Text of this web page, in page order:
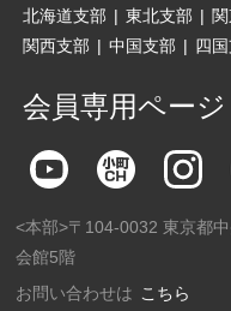
北海道支部 | 東北支部 |
関西支部 | 中国支部 | 四
会員専用ページ
<本部>〒104-0032 東京都
会館5階
お問い合わせは こちら